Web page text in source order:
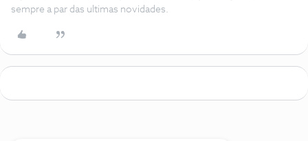
sempre a par das ultimas novidades.